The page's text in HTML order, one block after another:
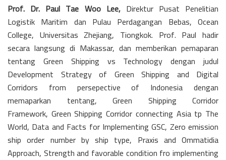
Prof. Dr. Paul Tae Woo Lee, Direktur Pusat Penelitian
Logistik Maritim dan Pulau Perdagangan Bebas, Ocean
College, Universitas Zhejiang, Tiongkok. Prof. Paul hadir
secara langsung di Makassar, dan memberikan pemaparan
tentang Green Shipping vs Technology dengan judul
Development Strategy of Green Shipping and Digital
Corridors from persepective of Indonesia dengan
memaparkan tentang, Green Shipping Corridor
Framework, Green Shipping Corridor connecting Asia tp The
World, Data and Facts for Implementing GSC, Zero emission
ship order number by ship type, Praxis and Ommatidia
Approach, Strength and favorable condition fro implementing